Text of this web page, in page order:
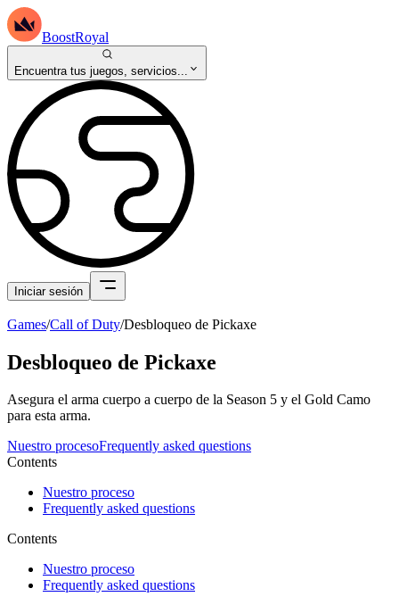
BoostRoyal
Encuentra tus juegos, servicios...
Iniciar sesión
Games/Call of Duty/Desbloqueo de Pickaxe
Desbloqueo de Pickaxe
Asegura el arma cuerpo a cuerpo de la Season 5 y el Gold Camo
para esta arma.
Nuestro procesoFrequently asked questions
Contents
Nuestro proceso
Frequently asked questions
Contents
Nuestro proceso
Frequently asked questions